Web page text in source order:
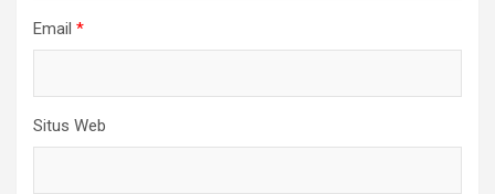
Email *
Situs Web